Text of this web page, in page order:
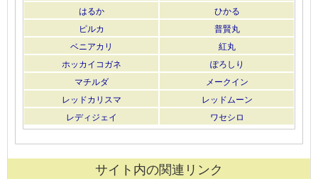
はるか
ひかる
ピルカ
普賢丸
ベニアカリ
紅丸
ホッカイコガネ
ぽろしり
マチルダ
メークイン
レッドカリスマ
レッドムーン
レディジェイ
ワセシロ
サイト内の関連リンク